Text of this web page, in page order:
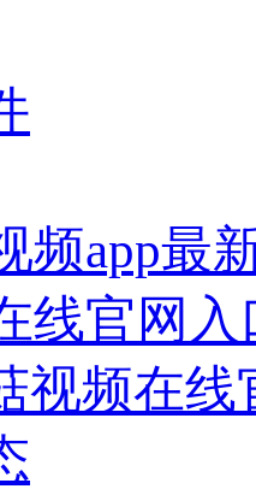
频app最
线官网入
视频在线